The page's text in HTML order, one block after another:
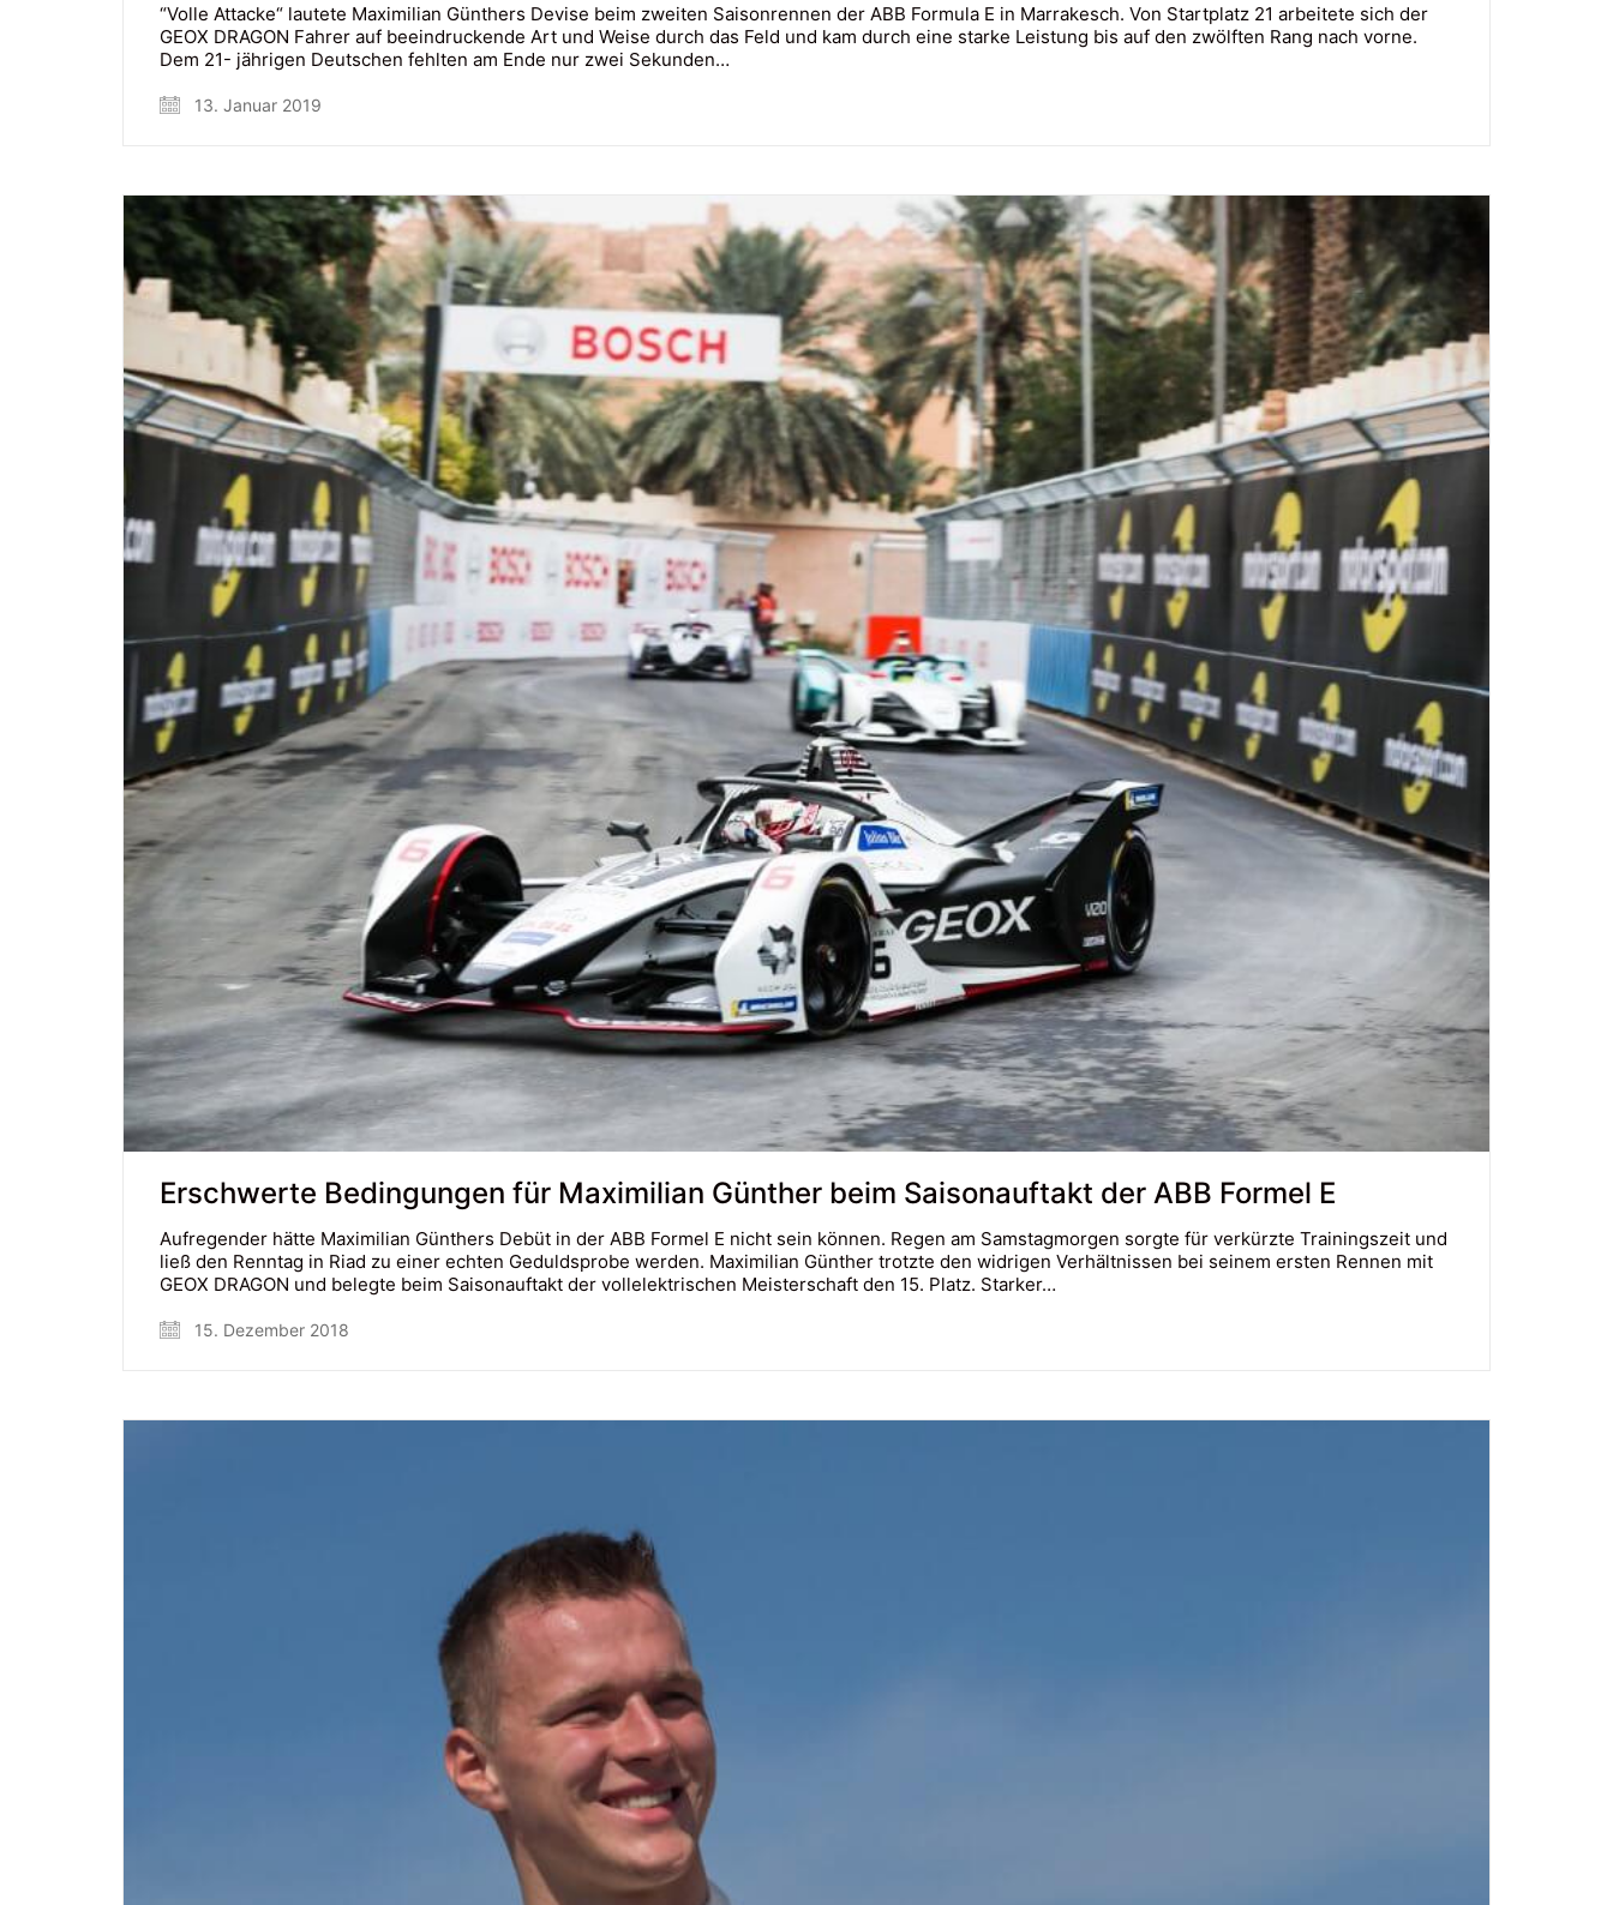
​“Volle Attacke​“ lautete Maximilian Günthers Devise beim zweiten Saisonrennen der ABB Formula E in Marrakesch. Von Startplatz 21 arbeitete sich der
GEOX DRAGON Fahrer auf beeindruckende Art und Weise durch das Feld und kam durch eine starke Leistung bis auf den zwölften Rang nach vorne.
Dem 21- jährigen Deutschen fehlten am Ende nur zwei Sekunden…
13. Januar 2019
Erschwerte Bedingungen für Maximilian Günther beim Saisonauftakt der ABB Formel E
Aufregender hätte Maximilian Günthers Debüt in der ABB Formel E nicht sein können. Regen am Samstagmorgen sorgte für verkürzte Trainingszeit und
ließ den Renntag in Riad zu einer echten Geduldsprobe werden. Maximilian Günther trotzte den widrigen Verhältnissen bei seinem ersten Rennen mit
GEOX DRAGON und belegte beim Saisonauftakt der vollelektrischen Meisterschaft den 15. Platz. Starker…
15. Dezember 2018